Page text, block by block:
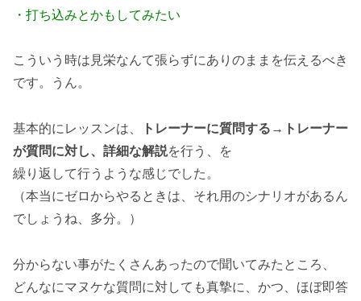
・打ち込みとかもしてみたい
こういう時は見栄なんて張らずにありのままを伝えるべき
です。うん。
基本的にレッスンは、
トレーナーに質問する→トレーナー
が質問に対し、詳細な解説を行う、を
繰り返して行うような感じでした。
（本当にゼロからやるときは、それ用のシナリオがあるん
でしょうね、多分。）
分からない事がたくさんあったので聞いてみたところ、
どんなにマヌケな質問に対しても真摯に、かつ、ほぼ即答